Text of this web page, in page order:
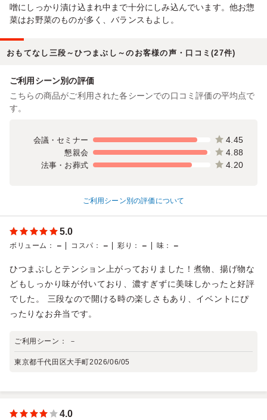
噌にしっかり漬け込まれ中まで十分にしみ込んでいます。他お惣
菜はお野菜のものが多く、バランスもよし。
おもてなし三段～ひつまぶし～のお客様の声・口コミ(27件)
ご利用シーン別の評価
こちらの商品がご利用された各シーンでの口コミ評価の平均点で
す。
会議・セミナー 4.45
懇親会 4.88
法事・お葬式 4.20
ご利用シーン別の評価について
5.0
ボリューム ： － コスパ ： － 彩り ： － 味 ： －
ひつまぶしとテンション上がっておりました！煮物、揚げ物な
どもしっかり味が付いており、濃すぎずに美味しかったと好評
でした。 三段なので開ける時の楽しさもあり、イベントにぴ
ったりなお弁当です。
ご利用シーン： －
東京都千代田区大手町2026/06/05
4.0